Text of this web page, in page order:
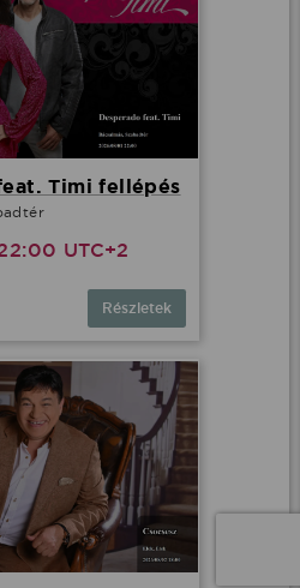
Timi fellépés
UTC+2
Részletek